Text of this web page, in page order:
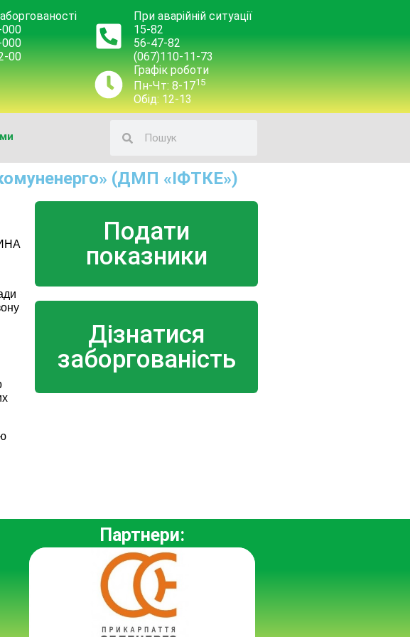
00
При аварійній ситуації
15-82
56-47-82
(067)110-11-73
Графік роботи
Пн-Чт: 8-1715
Обід: 12-13
(ДМП «ІФТКЕ»)
Подати
показники
Дізнатися
заборгованість
Партнери: